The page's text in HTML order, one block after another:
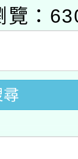
水達
系列
藝術
覽：
尋